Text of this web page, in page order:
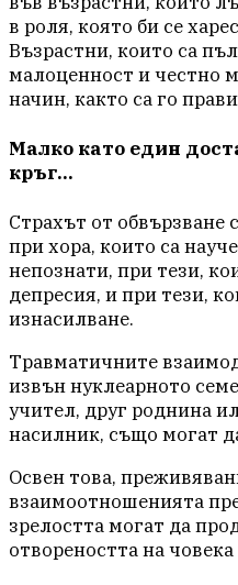
в роля, която би се
Възрастни, които са
малоценност и честно
начин, както са го
Малко като един
кръг…
Страхът от обвързване
при хора, които са
непознати, при тези,
депресия, и при тези,
изнасилване.
Травматичните
извън нуклеарното
учител, друг роднина
насилник, също могат
Освен това,
взаимоотношенията
зрелостта могат да
отвореността на